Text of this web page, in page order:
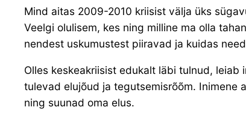
Mind aitas 2009-2010 kriisist välja üks
Veelgi olulisem, kes ning milline ma olla
nendest uskumustest piiravad ja kuidas
Olles keskeakriisist edukalt läbi tulnud,
tulevad elujõud ja tegutsemisrõõm. Inimene
ning suunad oma elus.